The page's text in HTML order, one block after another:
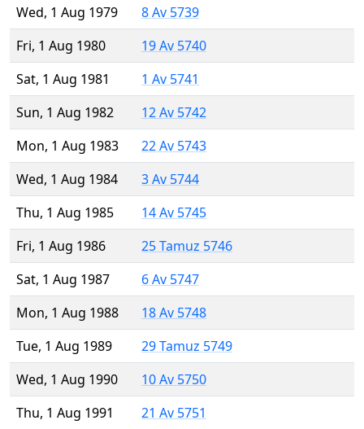
Wed, 1 Aug 1979
8 Av 5739
Fri, 1 Aug 1980
19 Av 5740
Sat, 1 Aug 1981
1 Av 5741
Sun, 1 Aug 1982
12 Av 5742
Mon, 1 Aug 1983
22 Av 5743
Wed, 1 Aug 1984
3 Av 5744
Thu, 1 Aug 1985
14 Av 5745
Fri, 1 Aug 1986
25 Tamuz 5746
Sat, 1 Aug 1987
6 Av 5747
Mon, 1 Aug 1988
18 Av 5748
Tue, 1 Aug 1989
29 Tamuz 5749
Wed, 1 Aug 1990
10 Av 5750
Thu, 1 Aug 1991
21 Av 5751